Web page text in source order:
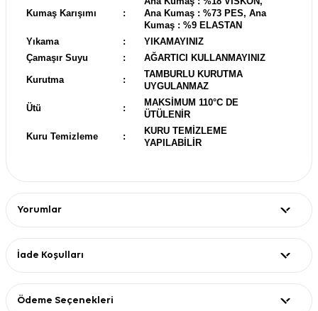
Kumaş Karışımı :
Ana Kumaş : %73 PES, Ana
Kumaş : %9 ELASTAN
Yıkama
:
YIKAMAYINIZ
Çamaşır Suyu
: AĞARTICI KULLANMAYINIZ
Kurutma :
TAMBURLU KURUTMA
UYGULANMAZ
Ütü :
MAKSİMUM 110°C DE
ÜTÜLENİR
Kuru Temizleme :
KURU TEMİZLEME
YAPILABİLİR
Yorumlar
İade Koşulları
Ödeme Seçenekleri